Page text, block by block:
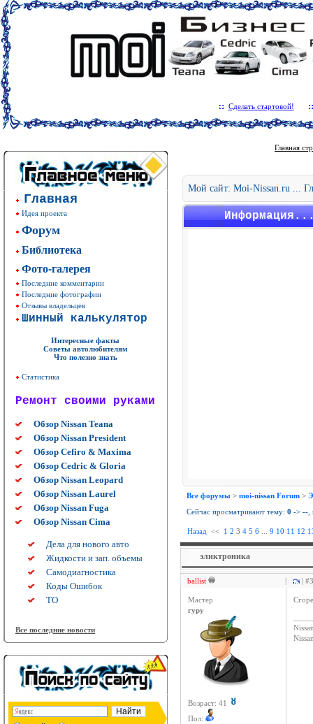
Сделать стартовой!
Главная
Идея проекта
Форум
Библиотека
Фото-галерея
Последние комментарии
Последние фотографии
Отзывы владельцев
Шинный калькулятор
Интересные факты
Советы автолюбителям
Что полезно знать
Статистика
Ремонт своими руками
Обзор Nissan Teana
Обзор Nissan President
Обзор Cefiro & Maxima
Обзор Cedric & Gloria
Обзор Nissan Leopard
Обзор Nissan Laurel
Обзор Nissan Fuga
Обзор Nissan Cima
Дела для нового авто
Жидкости и зап. объемы
Самодиагностика
Коды Ошибок
ТО
Все последние новости
Главная
Мой сайт: Moi-Nissan.ru ...
Все форумы > moi-nissan Forum >
Сейчас просматривают тему: 0 -> --
Назад << 1 2 3 4 5 6 9 10 11 12
эликтроника
ballist | |
Мастер
гуру
Возраст: 41
Пол: